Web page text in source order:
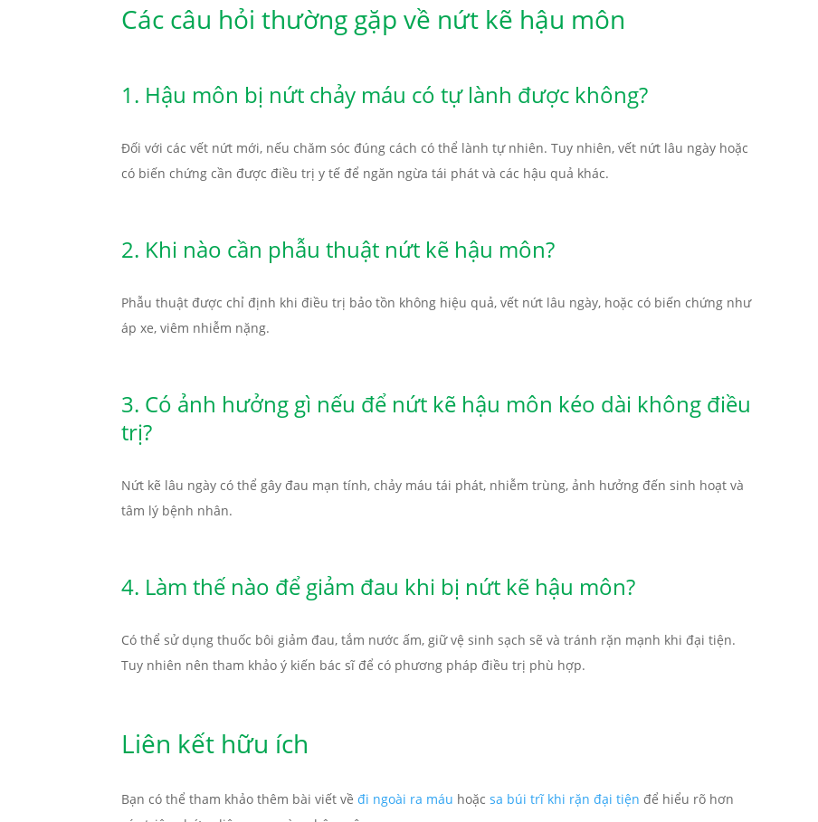
Các câu hỏi thường gặp về nứt kẽ hậu môn
1. Hậu môn bị nứt chảy máu có tự lành được không?
Đối với các vết nứt mới, nếu chăm sóc đúng cách có thể lành tự nhiên. Tuy nhiên, vết nứt lâu ngày hoặc
có biến chứng cần được điều trị y tế để ngăn ngừa tái phát và các hậu quả khác.
2. Khi nào cần phẫu thuật nứt kẽ hậu môn?
Phẫu thuật được chỉ định khi điều trị bảo tồn không hiệu quả, vết nứt lâu ngày, hoặc có biến chứng như
áp xe, viêm nhiễm nặng.
3. Có ảnh hưởng gì nếu để nứt kẽ hậu môn kéo dài không điều
trị?
Nứt kẽ lâu ngày có thể gây đau mạn tính, chảy máu tái phát, nhiễm trùng, ảnh hưởng đến sinh hoạt và
tâm lý bệnh nhân.
4. Làm thế nào để giảm đau khi bị nứt kẽ hậu môn?
Có thể sử dụng thuốc bôi giảm đau, tắm nước ấm, giữ vệ sinh sạch sẽ và tránh rặn mạnh khi đại tiện.
Tuy nhiên nên tham khảo ý kiến bác sĩ để có phương pháp điều trị phù hợp.
Liên kết hữu ích
Bạn có thể tham khảo thêm bài viết vềđi ngoài ra máu hoặcsa búi trĩ khi rặn đại tiện để hiểu rõ hơn